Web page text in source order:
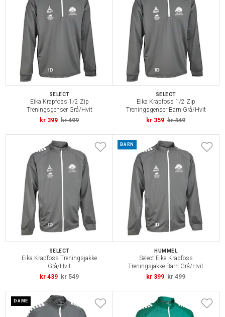
SELECT
Eika Krapfoss 1/2 Zip
Treningsgenser Grå/Hvit
kr 399 kr 499
SELECT
Eika Krapfoss 1/2 Zip
Treningsgenser Barn Grå/Hvit
kr 359 kr 449
SELECT
Eika Krapfoss Treningsjakke
Grå/Hvit
kr 439 kr 549
BARN
HUMMEL
Select Eika Krapfoss
Treningsjakke Barn Grå/Hvit
kr 399 kr 499
DAME